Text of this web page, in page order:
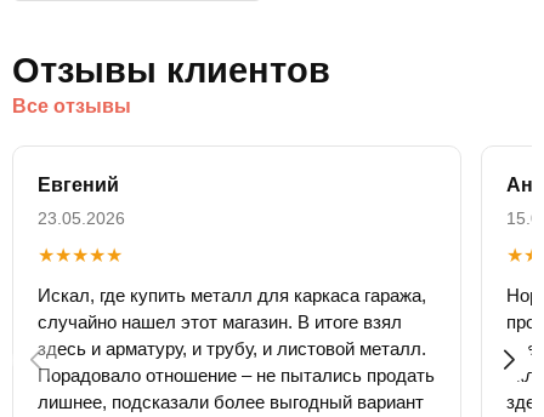
Отзывы клиентов
Все отзывы
Евгений
23.05.2026
★★★★★
Искал, где купить металл для каркаса гаража,
случайно нашел этот магазин. В итоге взял
здесь и арматуру, и трубу, и листовой металл.
Порадовало отношение – не пытались продать
лишнее, подсказали более выгодный вариант